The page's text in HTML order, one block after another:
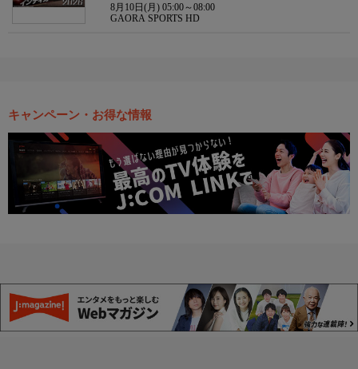
8月10日(月) 05:00～08:00
GAORA SPORTS HD
キャンペーン・お得な情報